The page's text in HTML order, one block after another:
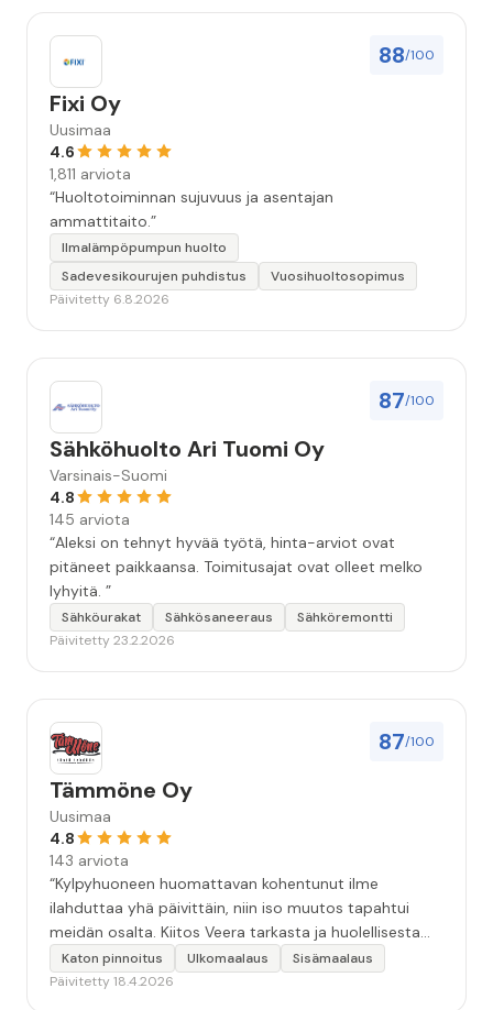
88/100
Fixi Oy
Uusimaa
4.6
1,811 arviota
“Huoltotoiminnan sujuvuus ja asentajan
ammattitaito.”
Ilmalämpöpumpun huolto
Sadevesikourujen puhdistus
Vuosihuoltosopimus
Päivitetty 6.8.2026
87/100
Sähköhuolto Ari Tuomi Oy
Varsinais-Suomi
4.8
145 arviota
“Aleksi on tehnyt hyvää työtä, hinta-arviot ovat
pitäneet paikkaansa. Toimitusajat ovat olleet melko
lyhyitä. ”
Sähköurakat Sähkösaneeraus
Sähköremontti
Päivitetty 23.2.2026
87/100
Tämmöne Oy
Uusimaa
4.8
143 arviota
“Kylpyhuoneen huomattavan kohentunut ilme
ilahduttaa yhä päivittäin, niin iso muutos tapahtui
meidän osalta. Kiitos Veera tarkasta ja huolellisesta
työstä, sekä ystävällisestä palvelusta!”
Katon pinnoitus Ulkomaalaus
Sisämaalaus
Päivitetty 18.4.2026